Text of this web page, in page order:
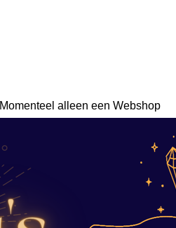
Momenteel alleen een Webshop